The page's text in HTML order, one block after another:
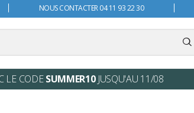
NOUS CONTACTER 04 11 93 22 30
LE CODESUMMER10JUSQU'AU 11/08